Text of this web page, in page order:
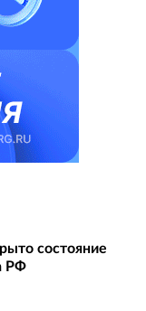
состояние
РФ